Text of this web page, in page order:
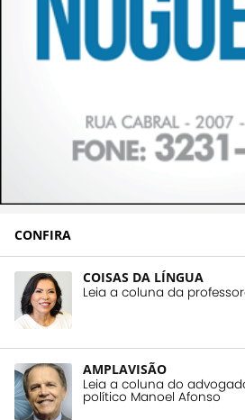
CONFIRA
COISAS DA LÍNGUA
Leia a coluna da
AMPLAVISÃO
Leia a coluna do
político Manoel Afonso